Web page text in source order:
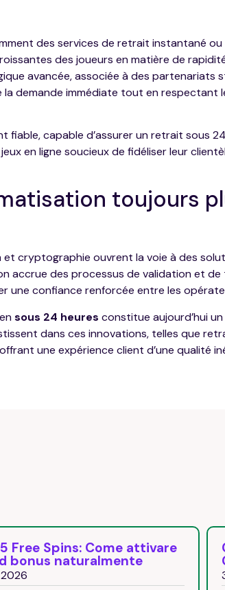
des services de retrait instantané ou
des joueurs en matière de
avancée, associée à des partenariats
demande immédiate tout en respectant
fiable, capable d’assurer un retrait sous
en ligne soucieux de fidéliser leur
toujours
et cryptographie ouvrent la voie à des
accrue des processus de validation et
une confiance renforcée entre les
sous 24 heures constitue aujourd’hui
dans ces innovations, telles que
une expérience client d’une qualité
Free Spins: Come attivare
bonus naturalmente